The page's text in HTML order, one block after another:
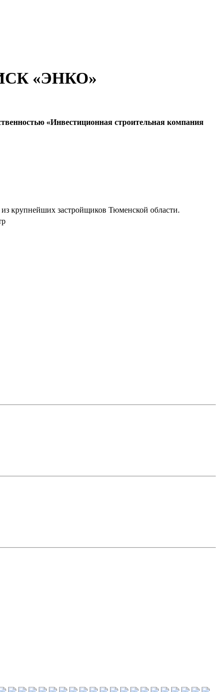
«ЭНКО»
«Инвестиционная строительная компания
крупнейших застройщиков Тюменской области.